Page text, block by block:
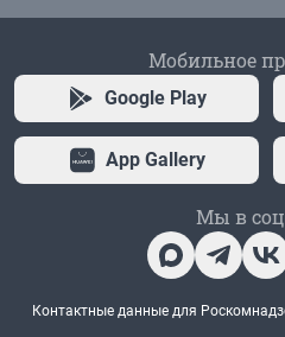
Мобильное
Google Play
App Gallery
Мы в
Контактные данные для